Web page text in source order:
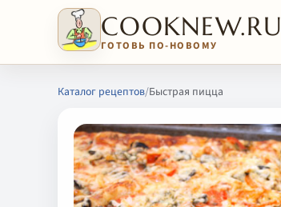
COOKNEW.RU
ГОТОВЬ ПО-НОВОМУ
Каталог рецептов/Быстрая пицца